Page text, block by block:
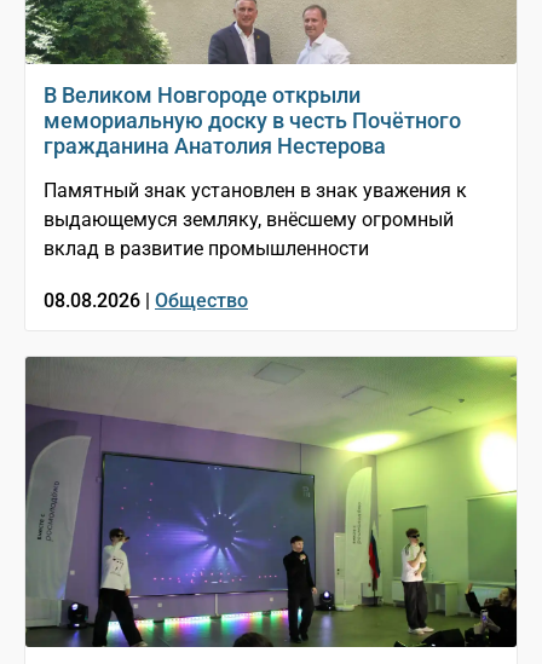
В Великом Новгороде открыли
мемориальную доску в честь Почётного
гражданина Анатолия Нестерова
Памятный знак установлен в знак уважения к
выдающемуся земляку, внёсшему огромный
вклад в развитие промышленности
08.08.2026 | Общество